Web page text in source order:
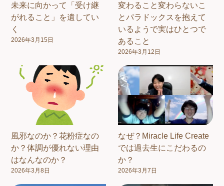
未来に向かって「受け継
がれること」を遺してい
く
2026年3月15日
変わること変わらないこ
とパラドックスを抱えて
いるようで実はひとつで
あること
2026年3月12日
風邪なのか？花粉症なの
か？体調が優れない理由
はなんなのか？
2026年3月8日
なぜ？Miracle Life Create
では過去生にこだわるの
か？
2026年3月7日